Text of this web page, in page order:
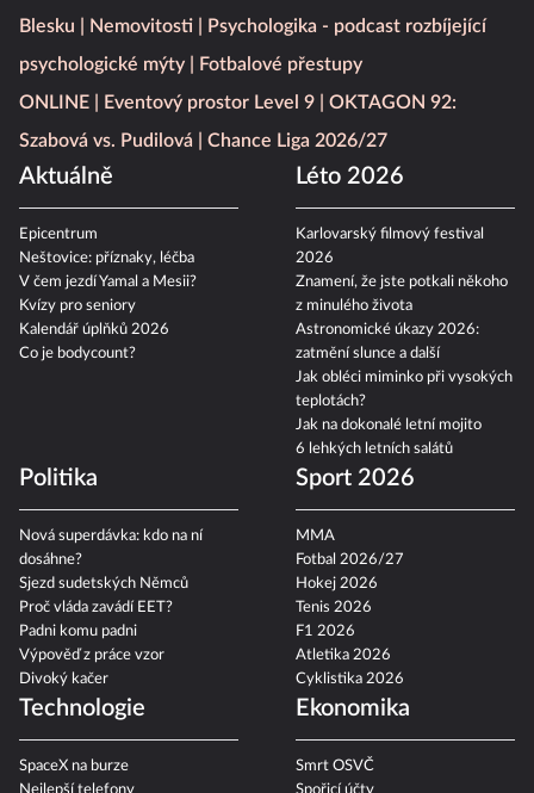
Blesku
Nemovitosti
Psychologika - podcast rozbíjející
psychologické mýty
Fotbalové přestupy
ONLINE
Eventový prostor Level 9
OKTAGON 92:
Szabová vs. Pudilová
Chance Liga 2026/27
Aktuálně
Epicentrum
Neštovice: příznaky, léčba
V čem jezdí Yamal a Mesii?
Kvízy pro seniory
Kalendář úplňků 2026
Co je bodycount?
Léto 2026
Karlovarský filmový festival
2026
Znamení, že jste potkali někoho
z minulého života
Astronomické úkazy 2026:
zatmění slunce a další
Jak obléci miminko při vysokých
teplotách?
Jak na dokonalé letní mojito
6 lehkých letních salátů
Politika
Nová superdávka: kdo na ní
dosáhne?
Sjezd sudetských Němců
Proč vláda zavádí EET?
Padni komu padni
Výpověď z práce vzor
Divoký kačer
Sport 2026
MMA
Fotbal 2026/27
Hokej 2026
Tenis 2026
F1 2026
Atletika 2026
Cyklistika 2026
Technologie
SpaceX na burze
Ekonomika
Smrt OSVČ